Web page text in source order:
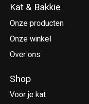
Kat & Bakkie
Onze producten
Onze winkel
Over ons
Shop
Voor je kat